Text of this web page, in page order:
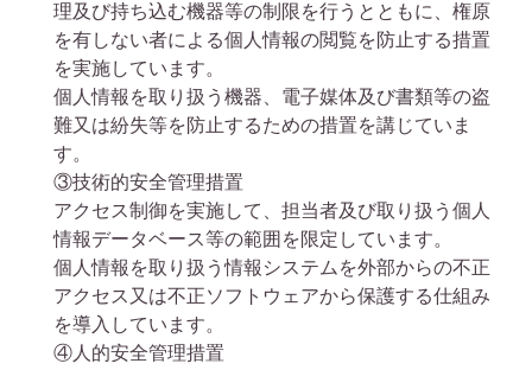
理及び持ち込む機器等の制限を行うとともに、権原
を有しない者による個人情報の閲覧を防止する措置
を実施しています。
個人情報を取り扱う機器、電子媒体及び書類等の盗
難又は紛失等を防止するための措置を講じていま
す。
③技術的安全管理措置
アクセス制御を実施して、担当者及び取り扱う個人
情報データベース等の範囲を限定しています。
個人情報を取り扱う情報システムを外部からの不正
アクセス又は不正ソフトウェアから保護する仕組み
を導入しています。
④人的安全管理措置